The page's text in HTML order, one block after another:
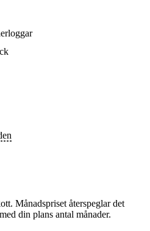
Månadspriset återspeglar det
din plans antal månader.